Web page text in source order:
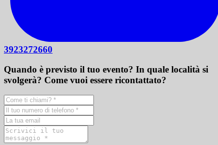
3923272660
Quando è previsto il tuo evento? In quale località si
svolgerà? Come vuoi essere ricontattato?